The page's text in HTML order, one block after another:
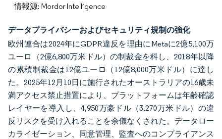
情報源: Mordor Intelligence
データプライバシーおよびセキュリティ規制の強化
欧州連合は2024年にGDPR違反を理由にMetaに2億5,100万
ユーロ（2億6,800万米ドル）の制裁金を科し、2018年以降
の累積制裁金は12億ユーロ（12億8,000万米ドル）に達し
た。2025年12月10日に施行されたオーストラリアの16歳未
満アクセス禁止措置により、プラットフォームは年齢確認
レイヤーを導入し、4,950万豪ドル（3,270万米ドル）の違
反リスクを受け入れることを余儀なくされた。データロー
カライゼーション、同意管理、監査へのコンプライアンス